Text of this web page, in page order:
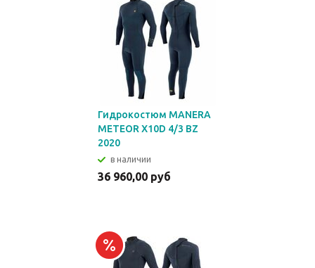
Гидрокостюм MANERA
METEOR X10D 4/3 BZ
2020
в наличии
36 960,00 руб